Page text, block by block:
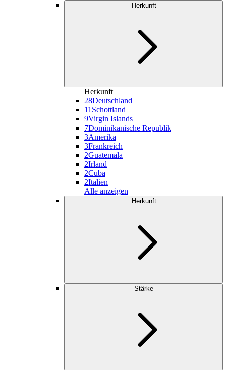
Herkunft
Herkunft
28Deutschland
11 Schottland
9Virgin Islands
7Dominikanische Republik
3Amerika
3Frankreich
2Guatemala
2Irland
2Cuba
2Italien
Alle anzeigen
Herkunft
Stärke